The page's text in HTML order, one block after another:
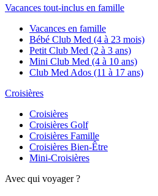
Vacances tout-inclus en famille
Vacances en famille
Bébé Club Med (4 à 23 mois)
Petit Club Med (2 à 3 ans)
Mini Club Med (4 à 10 ans)
Club Med Ados (11 à 17 ans)
Croisières
Croisières
Croisières Golf
Croisières Famille
Croisières Bien-Être
Mini-Croisières
Avec qui voyager ?